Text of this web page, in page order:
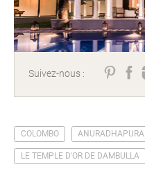
Suivez-nous :
COLOMBO ANURADHAPURA
LE TEMPLE D'OR DE DAMBULLA